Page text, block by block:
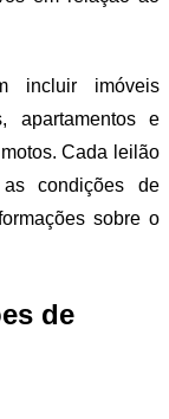
incluir imóveis
apartamentos e
Cada leilão
condições de
sobre o
de